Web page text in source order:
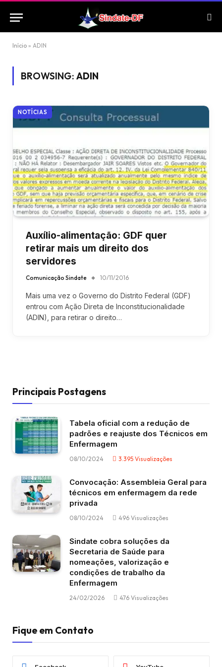
Início » ADIN
BROWSING: ADIN
NOTÍCIAS
Auxílio-alimentação: GDF quer
retirar mais um direito dos
servidores
Comunicação Sindate 10/11/2016
Mais uma vez o Governo do Distrito Federal (GDF)
entrou com Ação Direta de Inconstitucionalidade
(ADIN), para retirar o direito…
Principais Postagens
Tabela oficial com a redução de
padrões e reajuste dos Técnicos em
Enfermagem
08/10/2024 3.395 Visualizações
Convocação: Assembleia Geral para
técnicos em enfermagem da rede
privada
08/10/2024 496 Visualizações
Sindate cobra soluções da
Secretaria de Saúde para
nomeações, valorização e
condições de trabalho da
Enfermagem
24/02/2026 476 Visualizações
Fique em Contato